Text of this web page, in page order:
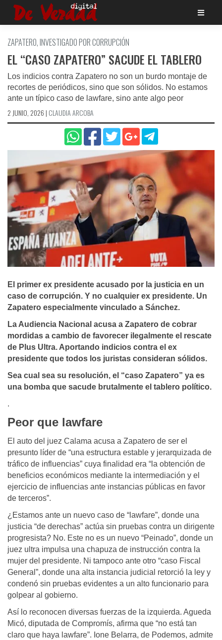
Saltar
ZAPATERO, INVESTIGADO POR CORRUPCIÓN
EL “CASO ZAPATERO” SACUDE EL TABLERO
Los indicios contra Zapatero no son un burdo montaje de
recortes de periódicos, sino que son sólidos. No estamos
ante un típico caso de lawfare, sino ante algo peor
2 JUNIO, 2026 | CLAUDIA ARCOBA
El primer ex presidente acusado por la justicia en un
caso de corrupción. Y no cualquier ex presidente. Un
Zapatero especialmente vinculado a Sánchez.
La Audiencia Nacional acusa a Zapatero de cobrar
mordidas a cambio de favorecer ilegalmente el rescate
de Plus Ultra. Aportando indicios contra el ex
presidente que todos los juristas consideran sólidos.
Sea cual sea su resolución, el “caso Zapatero” ya es
una bomba que sacude brutalmente el tablero político.
.
Peor que lawfare
El auto del juez Calama acusa a Zapatero de ser el
presunto líder de “una estructura estable y jerarquizada de
tráfico de influencias” cuya finalidad era “la obtención de
beneficios económicos mediante la intermediación y el
ejercicio de influencias ante instancias públicas en favor
de terceros”.
¿Estamos ante un nuevo caso de “lawfare”, donde una
justicia “de derechas” actúa sin pruebas contra un dirigente
progresista? No. Este no es un nuevo “Peinado”, donde un
juez ultra impulsa una chapuza de instrucción contra la
mujer del presidente. Ni tampoco ante otro “caso Fiscal
General”, donde una alta instancia judicial retorció la ley y
condenó sin pruebas evidentes a un alto funcionario para
golpear al gobierno.
Así lo reconocen diversas fuerzas de la izquierda. Agueda
Micó, diputada de Compromís, afirma que “no está tan
claro que haya lawfare”. Ione Belarra, de Podemos, admite